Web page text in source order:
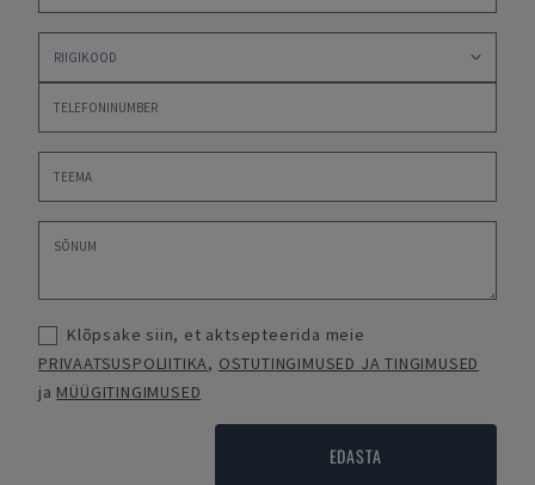
Klõpsake siin, et aktsepteerida meie
PRIVAATSUSPOLIITIKA, OSTUTINGIMUSED JA TINGIMUSED
ja MÜÜGITINGIMUSED
EDASTA